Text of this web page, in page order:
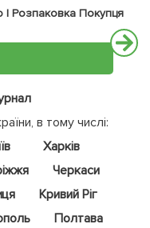
| Розпаковка Покупця
в тому числі:
Харків
Черкаси
Кривий Ріг
Полтава